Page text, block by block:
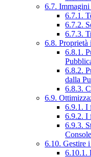
6.7. Immagini
6.7.1.
6.7.2.
6.7.3.
6.8. Proprietà
6.8.1.
6.8.2.
dalla
6.8.3.
6.9.
6.9.1. I
6.9.2. I
6.9.3.
Console
6.10. Gestire
6.10.1.